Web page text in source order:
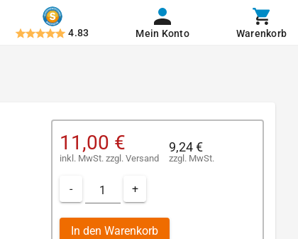
4.83 Mein Konto Warenkorb
11,00 €
inkl. MwSt. zzgl. Versand
9,24 €
zzgl. MwSt.
- +
In den Warenkorb